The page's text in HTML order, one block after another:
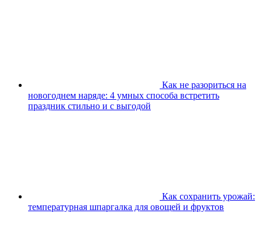
Как не разориться на
новогоднем наряде: 4 умных способа встретить
праздник стильно и с выгодой
Как сохранить урожай:
температурная шпаргалка для овощей и фруктов